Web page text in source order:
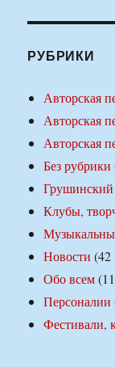
РУБРИКИ
Авторская
Авторская
Авторская
Без рубрики
Грушинский
Клубы,
Новости (42
Обо всем
Персоналии
Фестивали,